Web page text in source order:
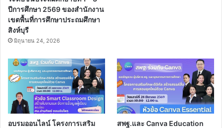
ปีการศึกษา 2569 ของสำนักงาน
เขตพื้นที่การศึกษาประถมศึกษา
สิงห์บุรี
มิถุนายน 24, 2026
อบรมออนไลน์ โครงการเสริม
สพฐ.และ Canva Education